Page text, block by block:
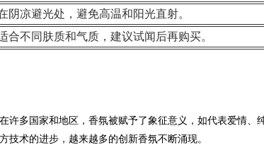
阴凉避光处，避免高温和阳光直射。
合不同肤质和气质，建议试闻后再购买。
多国家和地区，香氛被赋予了象征意义，如代表爱情、纯
术的进步，越来越多的创新香氛不断涌现。